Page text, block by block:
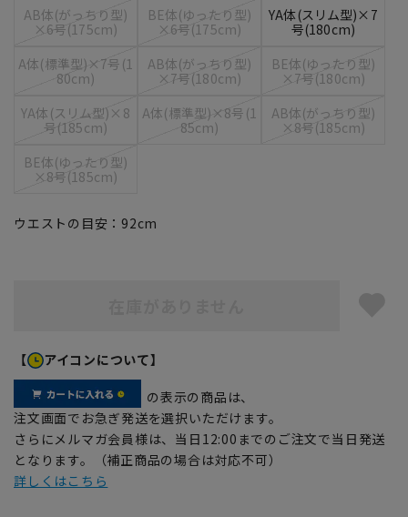
AB体(がっちり型)
×6号(175cm)
BE体(ゆったり型)
×6号(175cm)
YA体(スリム型)×7
号(180cm)
A体(標準型)×7号(1
80cm)
AB体(がっちり型)
×7号(180cm)
BE体(ゆったり型)
×7号(180cm)
YA体(スリム型)×8
号(185cm)
A体(標準型)×8号(1
85cm)
AB体(がっちり型)
×8号(185cm)
BE体(ゆったり型)
×8号(185cm)
ウエストの目安： 92cm
【 アイコンについて】
の表示の商品は、
注文画面でお急ぎ発送を選択いただけます。
さらにメルマガ会員様は、当日12:00までのご注文で当日発送
となります。（補正商品の場合は対応不可）
詳しくはこちら